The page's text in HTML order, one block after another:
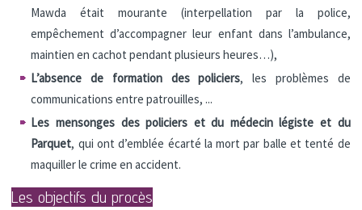
Mawda était mourante (interpellation par la police,
empêchement d’accompagner leur enfant dans l’ambulance,
maintien en cachot pendant plusieurs heures…),
L’absence de formation des policiers, les problèmes de
communications entre patrouilles, ...
Les mensonges des policiers et du médecin légiste et du
Parquet, qui ont d’emblée écarté la mort par balle et tenté de
maquiller le crime en accident.
Les objectifs du procès